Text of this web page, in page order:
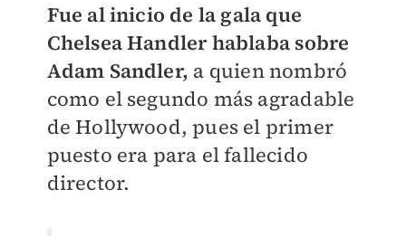
Fue al inicio de la gala que
Chelsea Handler hablaba sobre
Adam Sandler, a quien nombró
como el segundo más agradable
de Hollywood, pues el primer
puesto era para el fallecido
director.